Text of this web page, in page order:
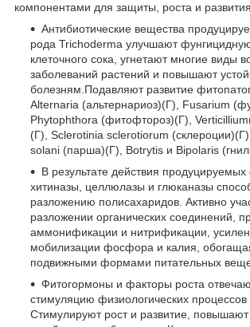
компонентами для защиты, роста и
Антибиотические вещества
рода Trichoderma улучшают
клеточного сока, угнетают многие виды
заболеваний растений и повышают
болезням.Подавляют развитие
Alternaria (альтернариоз)(Г), Fusarium
Phytophthora (фитофтороз)(Г),
(Г), Sclerotinia sclerotiorum
solani (парша)(Г), Botrytis и Bipolaris
В результате действия
хитиназы, целлюлазы и глюканазы
разложению полисахаридов. Активно
разложении органических соединений,
аммонификации и нитрификации,
мобилизации фосфора и калия,
подвижными формами питательных
Фитогормоны и факторы роста
стимуляцию физиологических процессов
Стимулируют рост и развитие, повышают